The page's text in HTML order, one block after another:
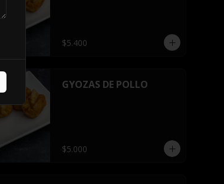
$5.400
GYOZAS DE POLLO
$5.000